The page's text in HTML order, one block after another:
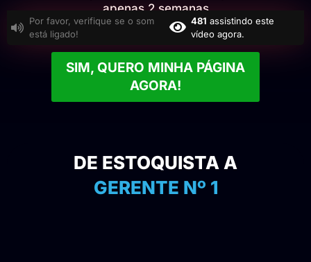
apenas 2 semanas
ASSISTA AO VÍDEO ATÉ O FINAL PARA TER ACESSO!
486 assistindo este
vídeo agora.
Por favor, verifique se o som
está ligado!
SIM, QUERO MINHA PÁGINA
AGORA!
DE ESTOQUISTA A
GERENTE Nº 1